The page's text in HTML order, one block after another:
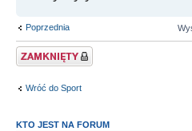
Poprzednia
Zablokowany temat
Wróć do Sport
KTO JEST NA FORUM